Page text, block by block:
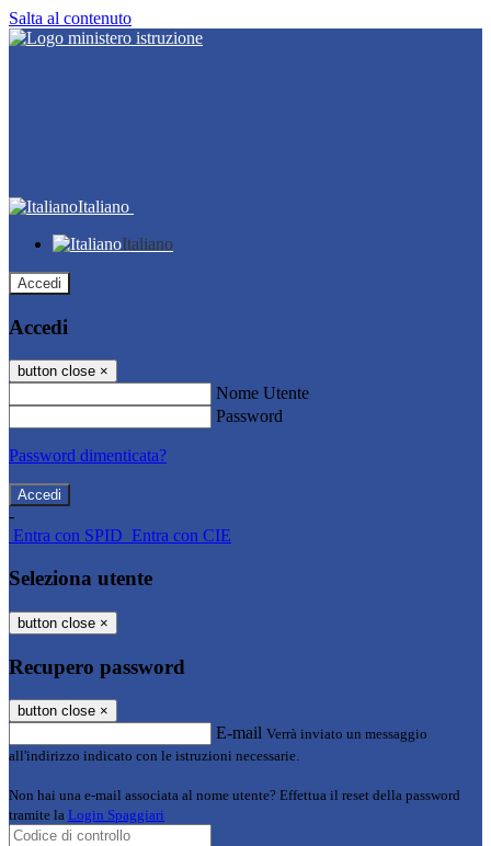
Salta al contenuto
Italiano
Italiano
Accedi
Accedi
button close ×
Nome Utente
Password
Password dimenticata?
-
Entra con SPID Entra con CIE
Seleziona utente
button close ×
Recupero password
button close ×
E-mail Verrà inviato un messaggio
all'indirizzo indicato con le istruzioni necessarie.
Non hai una e-mail associata al nome utente? Effettua il reset della password
tramite la Login Spaggiari